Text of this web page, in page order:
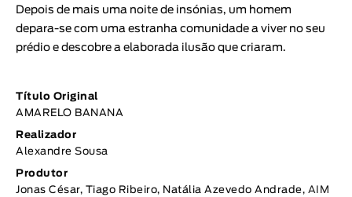
Animação
TÓPICOS
Tópicos selecionados
Depois de mais uma noite de insónias, um homem
depara-se com uma estranha comunidade a viver no seu
prédio e descobre a elaborada ilusão que criaram.
Título Original
AMARELO BANANA
Realizador
Alexandre Sousa
Produtor
Jonas César, Tiago Ribeiro, Natália Azevedo Andrade, AIM